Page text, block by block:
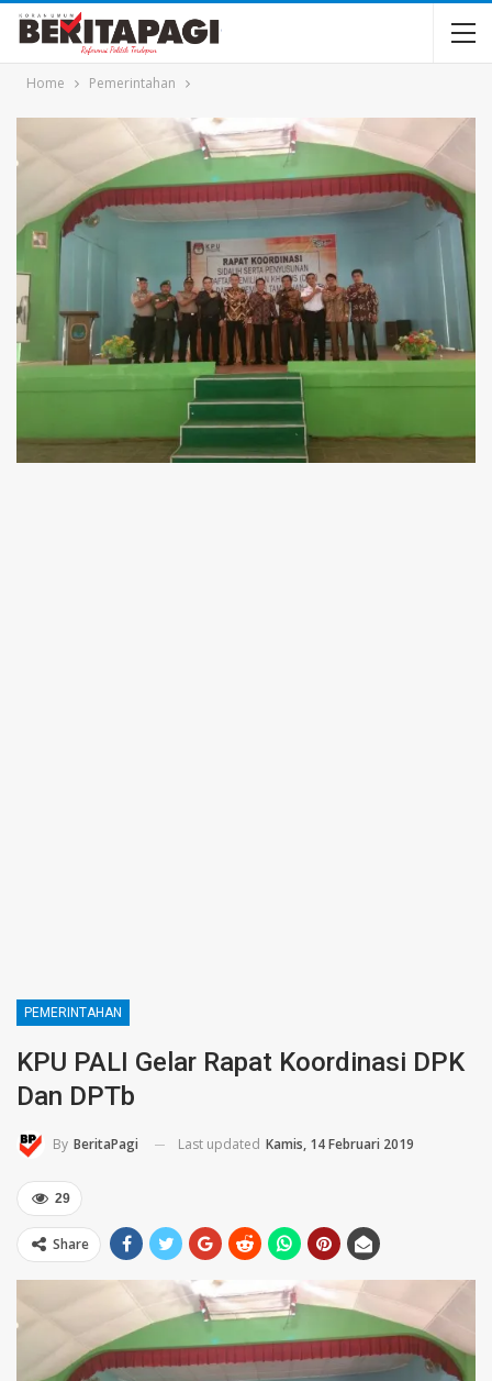
Home Pemerintahan
PEMERINTAHAN
KPU PALI Gelar Rapat Koordinasi DPK
Dan DPTb
By BeritaPagi Last updated Kamis, 14 Februari 2019
29
Share